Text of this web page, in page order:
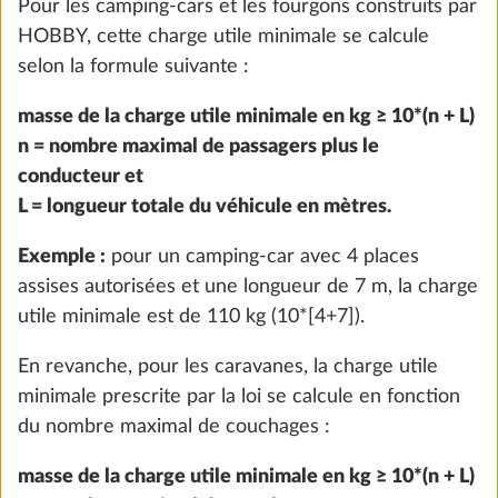
Prééquipement pour kit autonomie, avec
chargeur / booster, capteur de batterie et
coffre de batterie
2,8 kg
511 €
Ajouter